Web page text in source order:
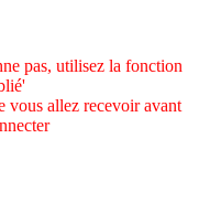
pas, utilisez la fonction
vous allez recevoir avant